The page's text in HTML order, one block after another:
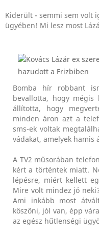
Kiderült - semmi sem volt
ügyében! Mi lesz most
Bomba hír robbant
bevallotta, hogy
állította, hogy
minden áron azt a
sms-ek voltak
vádakat, amelyek hamis
A TV2 műsorában
kért a történtek miatt.
lépésre, miért kellett
Mire volt mindez jó
Ami inkább most
köszöni, jól van, épp
az egész hűtlenségi